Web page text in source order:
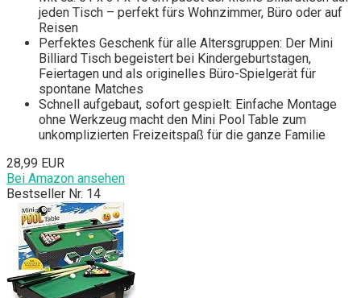
jeden Tisch – perfekt fürs Wohnzimmer, Büro oder auf
Reisen
Perfektes Geschenk für alle Altersgruppen: Der Mini
Billiard Tisch begeistert bei Kindergeburtstagen,
Feiertagen und als originelles Büro-Spielgerät für
spontane Matches
Schnell aufgebaut, sofort gespielt: Einfache Montage
ohne Werkzeug macht den Mini Pool Table zum
unkomplizierten Freizeitspaß für die ganze Familie
28,99 EUR
Bei Amazon ansehen
Bestseller Nr. 14